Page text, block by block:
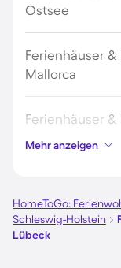
Ostsee
Ferienhäuser
Mallorca
Ferienhäuser
Ferienhäuser
Mehr anzeigen
HomeToGo:
Schleswig-Holstein
Lübeck